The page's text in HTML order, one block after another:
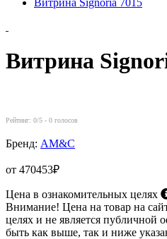
Витрина Signoria 7015
Витрина
Рейтинг: 0/5 - 0 голосов
Бренд: AM&C
от 470453₽
Цена в ознакомительных целях
Внимание! Цена на товар на
целях и не является публичной
быть как выше, так и ниже